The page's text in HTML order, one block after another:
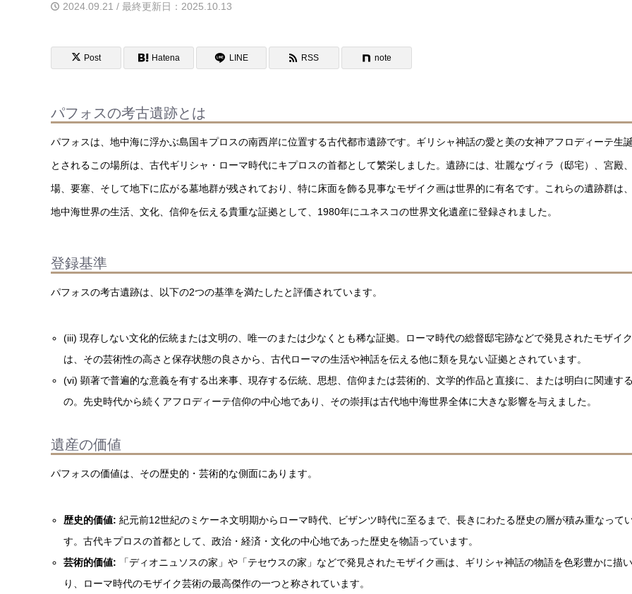
2024.09.21 / 最終更新日：2025.10.13
Post Hatena LINE RSS note
パフォスの考古遺跡とは
パフォスは、地中海に浮かぶ島国キプロスの南西岸に位置する古代都市遺跡です。ギリシャ神話の愛と美の女神アフロディーテ生
とされるこの場所は、古代ギリシャ・ローマ時代にキプロスの首都として繁栄しました。遺跡には、壮麗なヴィラ（邸宅）、宮殿
場、要塞、そして地下に広がる墓地群が残されており、特に床面を飾る見事なモザイク画は世界的に有名です。これらの遺跡群は
地中海世界の生活、文化、信仰を伝える貴重な証拠として、1980年にユネスコの世界文化遺産に登録されました。
登録基準
パフォスの考古遺跡は、以下の2つの基準を満たしたと評価されています。
(iii) 現存しない文化的伝統または文明の、唯一のまたは少なくとも稀な証拠。ローマ時代の総督邸宅跡などで発見されたモザイ
は、その芸術性の高さと保存状態の良さから、古代ローマの生活や神話を伝える他に類を見ない証拠とされています。
(vi) 顕著で普遍的な意義を有する出来事、現存する伝統、思想、信仰または芸術的、文学的作品と直接に、または明白に関連す
の。先史時代から続くアフロディーテ信仰の中心地であり、その崇拝は古代地中海世界全体に大きな影響を与えました。
遺産の価値
パフォスの価値は、その歴史的・芸術的な側面にあります。
歴史的価値: 紀元前12世紀のミケーネ文明期からローマ時代、ビザンツ時代に至るまで、長きにわたる歴史の層が積み重なって
す。古代キプロスの首都として、政治・経済・文化の中心地であった歴史を物語っています。
芸術的価値: 「ディオニュソスの家」や「テセウスの家」などで発見されたモザイク画は、ギリシャ神話の物語を色彩豊かに描
り、ローマ時代のモザイク芸術の最高傑作の一つと称されています。